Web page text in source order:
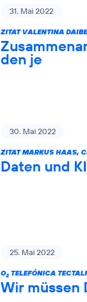
31. Mai 2022
ZITAT VALENTINA
den je
30. Mai 2022
ZITAT MARKUS HAAS,
Daten und
25. Mai 2022
O2 TELEFÓNICA
Wir müssen